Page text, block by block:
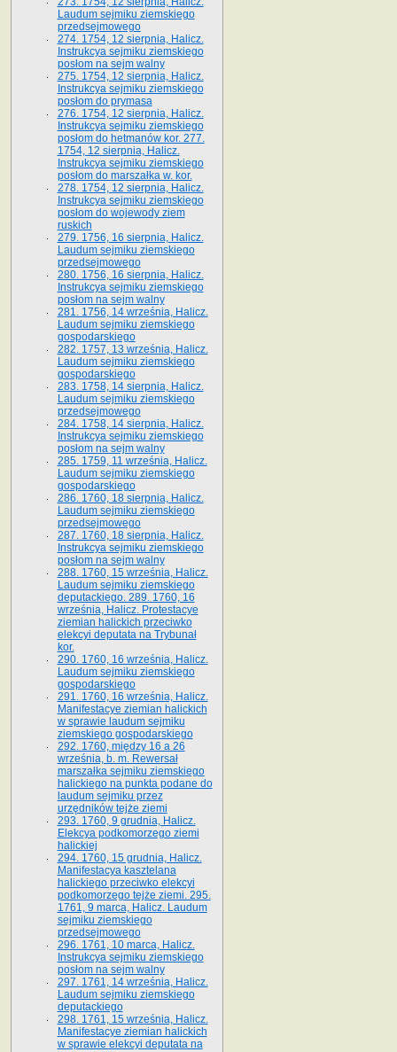
Laudum sejmiku ziemskiego
przedsejmowego
274. 1754, 12 sierpnia, Halicz.
Instrukcya sejmiku ziemskiego
posłom na sejm walny
275. 1754, 12 sierpnia, Halicz.
Instrukcya sejmiku ziemskiego
posłom do prymasa
276. 1754, 12 sierpnia, Halicz.
Instrukcya sejmiku ziemskiego
posłom do hetmanów kor. 277.
1754, 12 sierpnia, Halicz.
Instrukcya sejmiku ziemskiego
posłom do marszałka w. kor.
278. 1754, 12 sierpnia, Halicz.
Instrukcya sejmiku ziemskiego
posłom do wojewody ziem
ruskich
279. 1756, 16 sierpnia, Halicz.
Laudum sejmiku ziemskiego
przedsejmowego
280. 1756, 16 sierpnia, Halicz.
Instrukcya sejmiku ziemskiego
posłom na sejm walny
281. 1756, 14 września, Halicz.
Laudum sejmiku ziemskiego
gospodarskiego
282. 1757, 13 września, Halicz.
Laudum sejmiku ziemskiego
gospodarskiego
283. 1758, 14 sierpnia, Halicz.
Laudum sejmiku ziemskiego
przedsejmowego
284. 1758, 14 sierpnia, Halicz.
Instrukcya sejmiku ziemskiego
posłom na sejm walny
285. 1759, 11 września, Halicz.
Laudum sejmiku ziemskiego
gospodarskiego
286. 1760, 18 sierpnia, Halicz.
Laudum sejmiku ziemskiego
przedsejmowego
287. 1760, 18 sierpnia, Halicz.
Instrukcya sejmiku ziemskiego
posłom na sejm walny
288. 1760, 15 września, Halicz.
Laudum sejmiku ziemskiego
deputackiego. 289. 1760, 16
września, Halicz. Protestacye
ziemian halickich przeciwko
elekcyi deputata na Trybunał
kor.
290. 1760, 16 września, Halicz.
Laudum sejmiku ziemskiego
gospodarskiego
291. 1760, 16 września, Halicz.
Manifestacye ziemian halickich
w sprawie laudum sejmiku
ziemskiego gospodarskiego
292. 1760, między 16 a 26
września, b. m. Rewersał
marszałka sejmiku ziemskiego
halickiego na punkta podane do
laudum sejmiku przez
urzędników tejże ziemi
293. 1760, 9 grudnia, Halicz.
Elekcya podkomorzego ziemi
halickiej
294. 1760, 15 grudnia, Halicz.
Manifestacya kasztelana
halickiego przeciwko elekcyi
podkomorzego tejże ziemi. 295.
1761, 9 marca, Halicz. Laudum
sejmiku ziemskiego
przedsejmowego
296. 1761, 10 marca, Halicz.
Instrukcya sejmiku ziemskiego
posłom na sejm walny
297. 1761, 14 września, Halicz.
Laudum sejmiku ziemskiego
deputackiego
298. 1761, 15 września, Halicz.
Manifestacye ziemian halickich
w sprawie elekcyi deputata na